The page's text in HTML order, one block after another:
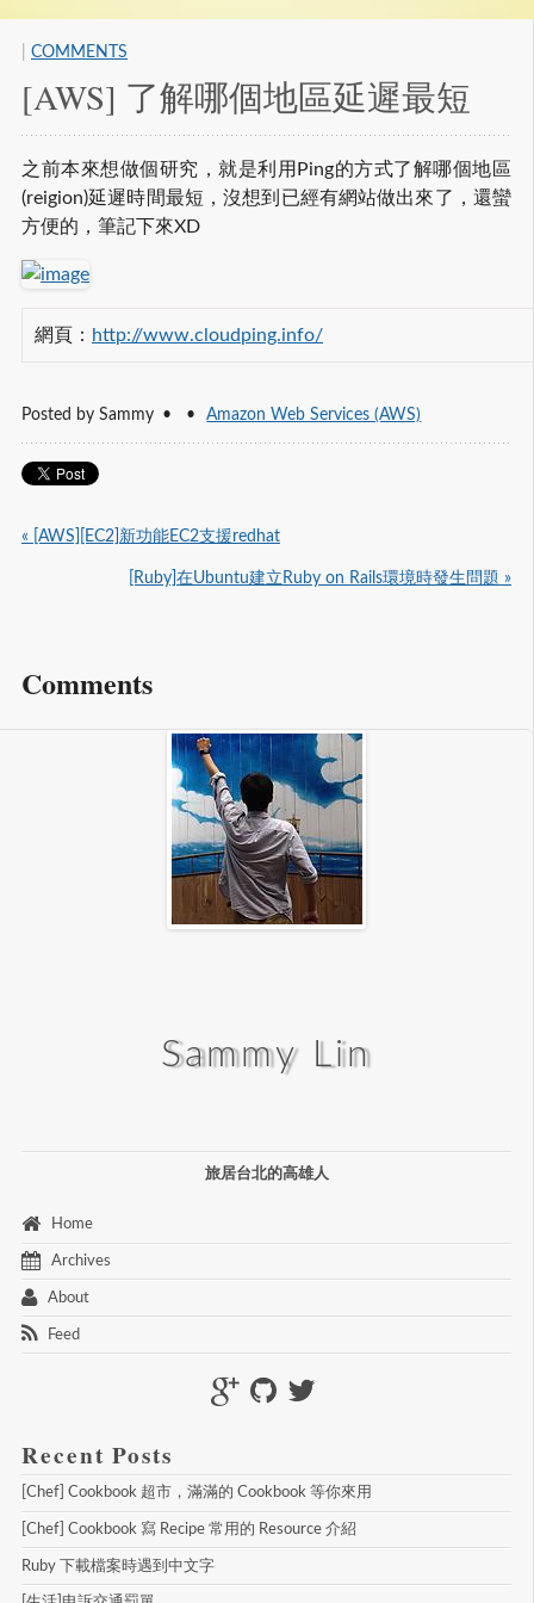
[AWS] 了解哪個地區延遲最短
COMMENTS
之前本來想做個研究，就是利用Ping的方式了解哪個地區
(reigion)延遲時間最短，沒想到已經有網站做出來了，還蠻
方便的，筆記下來XD
網頁： http://www.cloudping.info/
Posted by Sammy Amazon Web Services (AWS)
« [AWS][EC2]新功能EC2支援redhat
[Ruby]在Ubuntu建立Ruby on Rails環境時發生問題 »
Comments
Sammy Lin
旅居台北的高雄人
Home
Archives
About
Feed
Recent Posts
[Chef] Cookbook 超市，滿滿的 Cookbook 等你來用
[Chef] Cookbook 寫 Recipe 常用的 Resource 介紹
Ruby 下載檔案時遇到中文字